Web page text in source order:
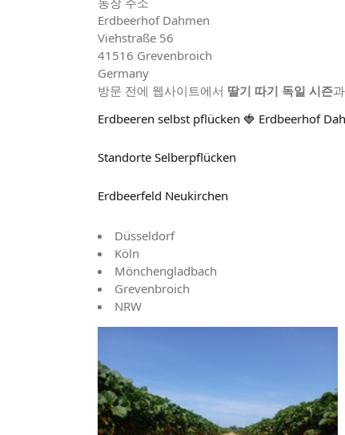
Erdbeerhof Dahmen
Viehstraße 56
41516 Grevenbroich
Germany
방문 전에 웹사이트에서 딸기 따기 독일 시즌
Erdbeeren selbst pflücken 🍓 Erdbeerhof
Standorte Selberpflücken
Erdbeerfeld Neukirchen
Düsseldorf
Köln
Mönchengladbach
Grevenbroich
NRW